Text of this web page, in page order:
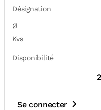
Désignation
Ø
Kvs
Disponibilité
Se connecter